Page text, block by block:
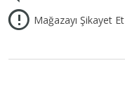
Mağazayı Şikayet Et